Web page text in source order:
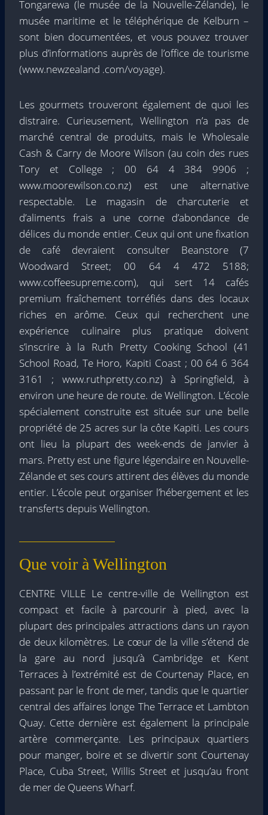
Tongarewa (le musée de la Nouvelle-Zélande), le
musée maritime et le téléphérique de Kelburn –
sont bien documentées, et vous pouvez trouver
plus d’informations auprès de l’office de tourisme
(www.newzealand .com/voyage).
Les gourmets trouveront également de quoi les
distraire. Curieusement, Wellington n’a pas de
marché central de produits, mais le Wholesale
Cash & Carry de Moore Wilson (au coin des rues
Tory et College ; 00 64 4 384 9906 ;
www.moorewilson.co.nz) est une alternative
respectable. Le magasin de charcuterie et
d’aliments frais a une corne d’abondance de
délices du monde entier. Ceux qui ont une fixation
de café devraient consulter Beanstore (7
Woodward Street; 00 64 4 472 5188;
www.coffeesupreme.com), qui sert 14 cafés
premium fraîchement torréfiés dans des locaux
riches en arôme. Ceux qui recherchent une
expérience culinaire plus pratique doivent
s’inscrire à la Ruth Pretty Cooking School (41
School Road, Te Horo, Kapiti Coast ; 00 64 6 364
3161 ; www.ruthpretty.co.nz) à Springfield, à
environ une heure de route. de Wellington. L’école
spécialement construite est située sur une belle
propriété de 25 acres sur la côte Kapiti. Les cours
ont lieu la plupart des week-ends de janvier à
mars. Pretty est une figure légendaire en Nouvelle-
Zélande et ses cours attirent des élèves du monde
entier. L’école peut organiser l’hébergement et les
transferts depuis Wellington.
Que voir à Wellington
CENTRE VILLE Le centre-ville de Wellington est
compact et facile à parcourir à pied, avec la
plupart des principales attractions dans un rayon
de deux kilomètres. Le cœur de la ville s’étend de
la gare au nord jusqu’à Cambridge et Kent
Terraces à l’extrémité est de Courtenay Place, en
passant par le front de mer, tandis que le quartier
central des affaires longe The Terrace et Lambton
Quay. Cette dernière est également la principale
artère commerçante. Les principaux quartiers
pour manger, boire et se divertir sont Courtenay
Place, Cuba Street, Willis Street et jusqu’au front
de mer de Queens Wharf.